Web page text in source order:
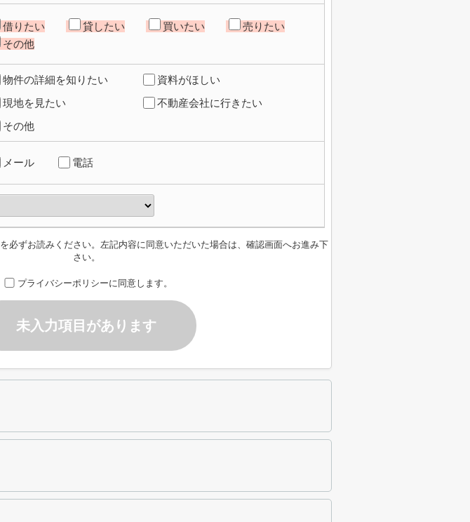
借りたい 貸したい 買いたい
売りたい
その他
物件の詳細を知りたい
資料がほしい
現地を見たい
不動産会社に行きたい
その他
メール 電話
を必ずお読みください。左記内容に同意いただいた場合は、確認画面へお進み下
さい。
プライバシーポリシーに同意します。
未入力項目があります